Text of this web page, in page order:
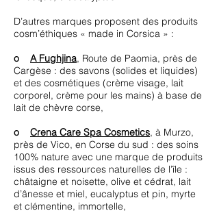
D’autres marques proposent des produits
cosm’éthiques « made in Corsica » :
o A Fughjina, Route de Paomia, près de
Cargèse : des savons (solides et liquides)
et des cosmétiques (crème visage, lait
corporel, crème pour les mains) à base de
lait de chèvre corse,
o Crena Care Spa Cosmetics, à Murzo,
près de Vico, en Corse du sud : des soins
100% nature avec une marque de produits
issus des ressources naturelles de l’île :
châtaigne et noisette, olive et cédrat, lait
d’ânesse et miel, eucalyptus et pin, myrte
et clémentine, immortelle,